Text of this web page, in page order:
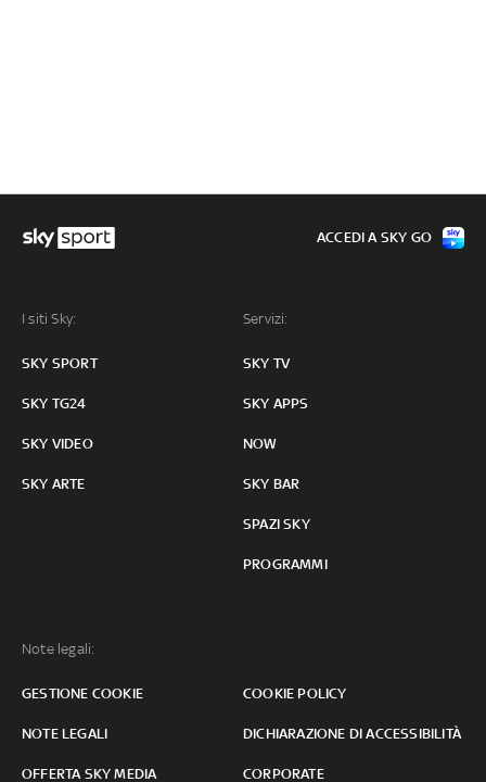
I siti Sky:
SKY SPORT
SKY TG24
SKY VIDEO
SKY ARTE
Servizi:
SKY TV
SKY APPS
NOW
SKY BAR
SPAZI SKY
PROGRAMMI
Note legali:
GESTIONE COOKIE COOKIE POLICY
NOTE LEGALI DICHIARAZIONE DI ACCESSIBILITÀ
OFFERTA SKY MEDIA CORPORATE
ACCEDI A SKY GO